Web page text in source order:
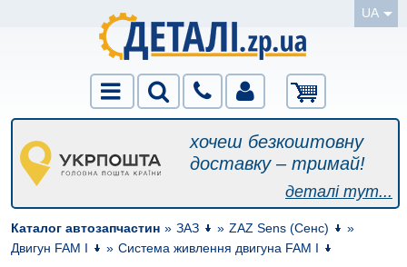
UA
хочеш безкоштовну
доставку – тримай!
деталі тут...
Каталог автозапчастин » ЗАЗ » ZAZ Sens (Сенс)
»
Двигун FAM I
» Система живлення двигуна FAM I